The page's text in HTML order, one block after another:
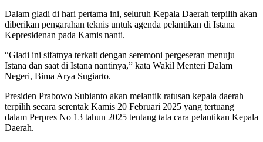
Dalam gladi di hari pertama ini, seluruh Kepala Daerah terpilih akan
diberikan pengarahan teknis untuk agenda pelantikan di Istana
Kepresidenan pada Kamis nanti.
“Gladi ini sifatnya terkait dengan seremoni pergeseran menuju
Istana dan saat di Istana nantinya,” kata Wakil Menteri Dalam
Negeri, Bima Arya Sugiarto.
Presiden Prabowo Subianto akan melantik ratusan kepala daerah
terpilih secara serentak Kamis 20 Februari 2025 yang tertuang
dalam Perpres No 13 tahun 2025 tentang tata cara pelantikan Kepala
Daerah.